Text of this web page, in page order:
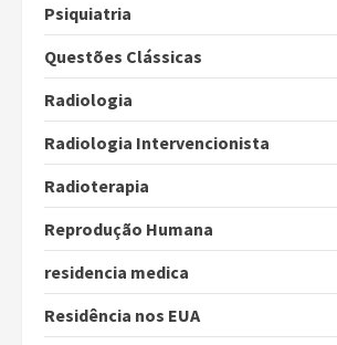
Psiquiatria
Questões Clássicas
Radiologia
Radiologia Intervencionista
Radioterapia
Reprodução Humana
residencia medica
Residência nos EUA